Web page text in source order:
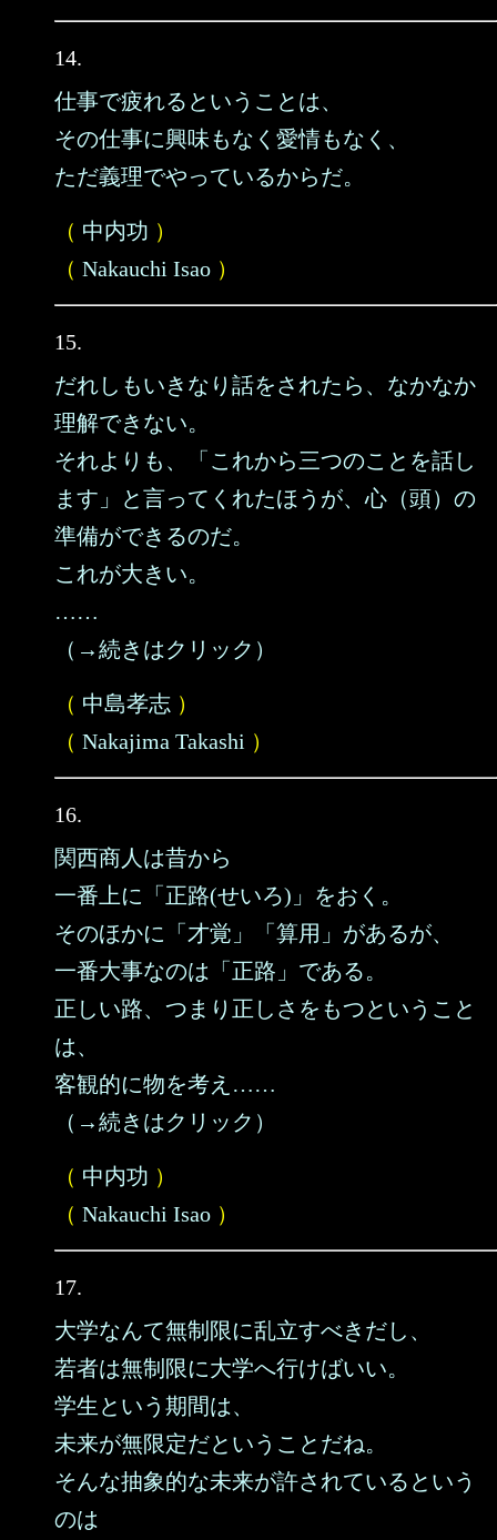
14.
仕事で疲れるということは、
その仕事に興味もなく愛情もなく、
ただ義理でやっているからだ。
（ 中内功 ）
（ Nakauchi Isao ）
15.
だれしもいきなり話をされたら、なかなか
理解できない。
それよりも、「これから三つのことを話し
ます」と言ってくれたほうが、心（頭）の
準備ができるのだ。
これが大きい。
……
（→続きはクリック）
（ 中島孝志 ）
（ Nakajima Takashi ）
16.
関西商人は昔から
一番上に「正路(せいろ)」をおく。
そのほかに「才覚」「算用」があるが、
一番大事なのは「正路」である。
正しい路、つまり正しさをもつということ
は、
客観的に物を考え……
（→続きはクリック）
（ 中内功 ）
（ Nakauchi Isao ）
17.
大学なんて無制限に乱立すべきだし、
若者は無制限に大学へ行けばいい。
学生という期間は、
未来が無限定だということだね。
そんな抽象的な未来が許されているという
のは